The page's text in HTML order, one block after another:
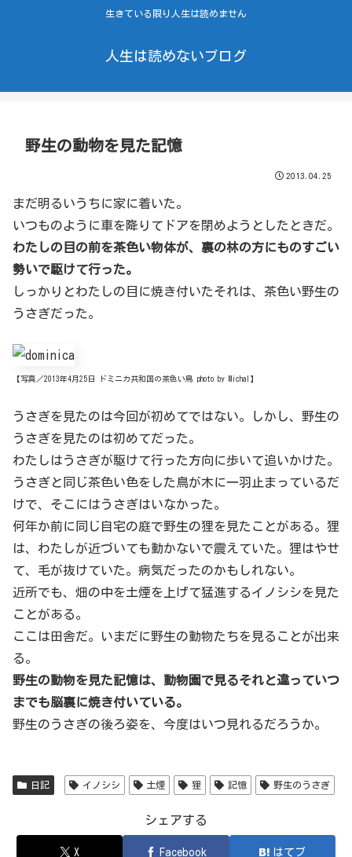
生きている限り人生は読めません
人生は読めないブログ
野生の動物を見た記憶
2013.04.25
まだ明るいうちに家に着いた。
いつものように車を降りてドアを閉めようとしたときだ。
わたしの目の前を茶色い物体が、裏の林の方にものすごい
勢いで駆けて行った。
しっかりとわたしの目に焼き付いたそれは、茶色い野生の
うさぎだった。
【写真／2013年4月25日 ドミニカ共和国の茶色い鳥 photo by Michal】
うさぎを見たのは今回が初めてではない。しかし、野生の
うさぎを見たのは初めてだった。
わたしはうさぎが駆けて行った方向に歩いて追いかけた。
うさぎと同じ茶色い色をした鳥が木に一羽止まっているだ
けで、そこにはうさぎはいなかった。
何年か前に同じ自宅の庭で野生の狸を見たことがある。狸
は、わたしが近づいても動かないで震えていた。狸はやせ
て、毛が抜けていた。病気だったのかもしれない。
近所でも、畑の中を土煙を上げて猛進するイノシシを見た
ことがある。
ここは田舎だ。いまだに野生の動物たちを見ることが出来
る。
野生の動物を見た記憶は、動物園で見るそれと違っていつ
までも脳裏に焼き付いている。
野生のうさぎの後ろ姿を、今度はいつ見れるだろうか。
日記 イノシシ 土煙 狸 記憶 野生のうさぎ
シェアする
X Facebook はてブ